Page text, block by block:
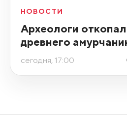
НОВОСТИ
Археологи
древнего
сегодня, 17:00